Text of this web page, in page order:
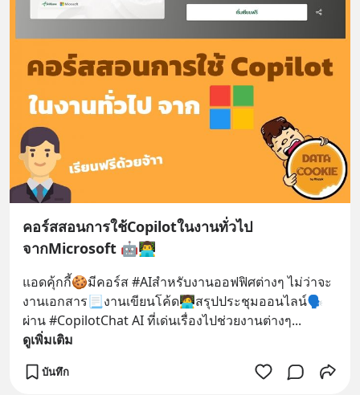
คอร์สสอนการใช้Copilotในงานทั่วไป
จากMicrosoft 🤖👨‍💻
แอดคุ้กกี้🍪มีคอร์ส #AIสำหรับงานออฟฟิศต่างๆ ไม่ว่าจะ
งานเอกสาร📃งานเขียนโค้ด🧑‍💻สรุปประชุมออนไลน์🗣️
ผ่าน #CopilotChat AI ที่เด่นเรื่องไปช่วยงานต่างๆ...
ดูเพิ่มเติม
บันทึก